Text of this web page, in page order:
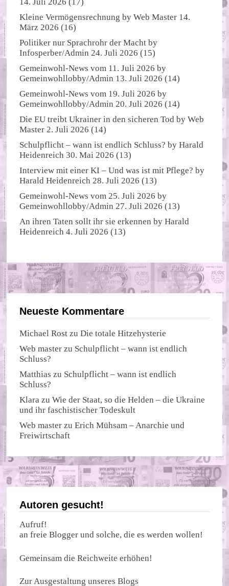
14. Juli 2026 (17)
Kleine Vermögensrechnung byWeb Master 14.
März 2026 (16)
Politiker nur Sprachrohr der Macht by
Infosperber/Admin 24. Juli 2026 (15)
Gemeinwohl-News vom 11. Juli 2026 by
Gemeinwohllobby/Admin 13. Juli 2026 (14)
Gemeinwohl-News vom 19. Juli 2026 by
Gemeinwohllobby/Admin 20. Juli 2026 (14)
Die EU treibt Ukrainer in den sicheren Tod byWeb
Master 2. Juli 2026 (14)
Schulpflicht – wann ist endlich Schluss? byHarald
Heidenreich 30. Mai 2026 (13)
Interview mit einer KI – Und was ist mit Pflege? by
Harald Heidenreich 28. Juli 2026 (13)
Gemeinwohl-News vom 25. Juli 2026 by
Gemeinwohllobby/Admin 27. Juli 2026 (13)
An ihren Taten sollt ihr sie erkennen byHarald
Heidenreich 4. Juli 2026 (13)
Neueste Kommentare
Michael Rost zuDie totale Hitzehysterie
Web master zu Schulpflicht – wann ist endlich
Schluss?
Matthias zu Schulpflicht – wann ist endlich
Schluss?
Klara zuWie der Staat, so die Helden – die Ukraine
und ihr faschistischer Todeskult
Web master zuErich Mühsam – Anarchie und
Freiwirtschaft
Autoren gesucht!
Aufruf!
an freie Blogger und solche, die es werden wollen!
Gemeinsam die Reichweite erhöhen!
Zur Ausgestaltung unseres Blogs